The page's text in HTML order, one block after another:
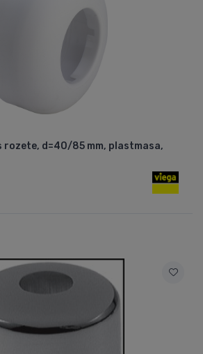
rozete, d=40/85 mm, plastmasa,